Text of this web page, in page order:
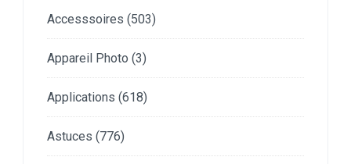
Accesssoires (503)
Appareil Photo (3)
Applications (618)
Astuces (776)